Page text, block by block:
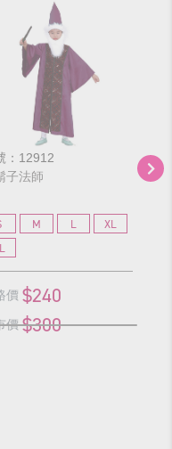
：12912
子法師
M L
XL
價 $240
價 $300
編
紫